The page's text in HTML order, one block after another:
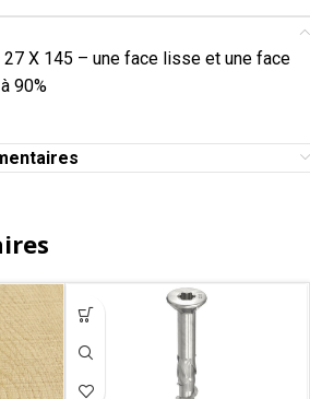
X 145 – une face lisse et une face
90%